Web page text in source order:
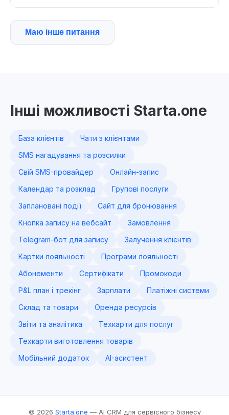
Маю інше питання
Інші можливості Starta.one
База клієнтів
Чати з клієнтами
SMS нагадування та розсилки
Свій SMS-провайдер
Онлайн-запис
Календар та розклад
Групові послуги
Заплановані події
Сайт для бронювання
Кнопка запису на вебсайт
Замовлення
Telegram-бот для запису
Залучення клієнтів
Картки лояльності
Програми лояльності
Абонементи
Сертифікати
Промокоди
P&L план і трекінг
Зарплати
Платіжні системи
Склад та товари
Оренда ресурсів
Звіти та аналітика
Техкарти для послуг
Техкарти виготовлення товарів
Мобільний додаток
AI-асистент
© 2026 Starta.one — AI CRM для сервісного бізнесу